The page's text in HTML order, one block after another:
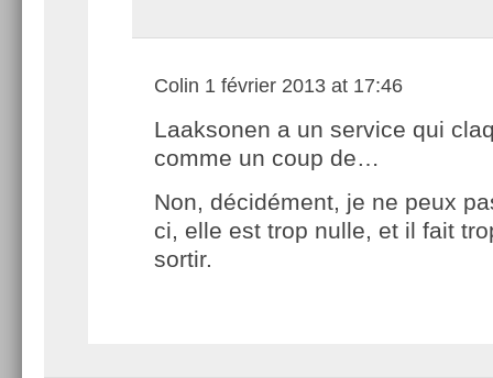
Colin 1 février 2013 at 17:46
Laaksonen a un service qui
comme un coup de…
Non, décidément, je ne peux
ci, elle est trop nulle, et il fait
sortir.